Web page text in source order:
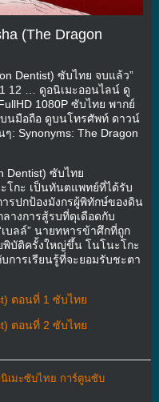
(The Dragon
Dentist) ซับไทย จบแล้ว”
12 … ดูอนิเมะออนไลน์ ดู
1080P ซับไทย พากย์
นมือถือ ดูบนโทรศัพท์ ดาวน์
: Synonyms: The Dragon
Dentist) ซับไทย
โกะ เป็นทันตแพทย์ที่ได้รับ
รปกป้องมังกรผู้พิทักษ์ของดิน
างการสู้รบที่ดุเดือดกับ
บลล์” นายทหารข้าศึกที่ถูก
พิบัติครั้งใหญ่ขึ้น โนโนะโกะ
การเรียนรู้ที่จะยอมรับชะตา
ตอนที่ 1 ซับไทย
ตอนที่ 2 ซับไทย
เมะซับไทย การ์ตูนซับ